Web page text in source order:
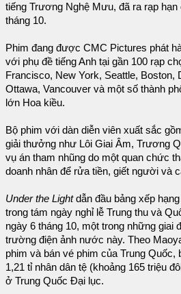
tiếng Trương Nghệ Mưu, đã ra rạp
tháng 10.
Phim đang được CMC Pictures phát
với phụ đề tiếng Anh tại gần 100 rạp
Francisco, New York, Seattle, Boston,
Ottawa, Vancouver và một số thành
lớn Hoa kiều.
Bộ phim với dàn diễn viên xuất sắc
giải thưởng như Lôi Giai Âm, Trương
vụ án tham nhũng do một quan chức
doanh nhân để rửa tiền, giết người và
Under the Lightdẫn đầu bảng xếp
trong tám ngày nghỉ lễ Trung thu và
ngày 6 tháng 10, một trong những giai
trường điện ảnh nước này. Theo
phim và bán vé phim của Trung
1,21 tỉ nhân dân tệ (khoảng 165 triệu
ở Trung Quốc Đại lục.